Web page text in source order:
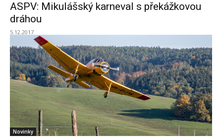
ASPV: Mikulášský karneval s překážkovou
dráhou
5.12.2017
Novinky